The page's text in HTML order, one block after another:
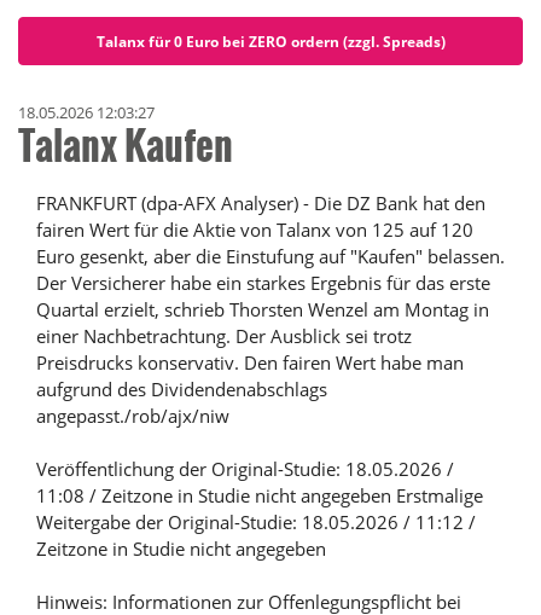
Talanx für 0 Euro bei ZERO ordern (zzgl. Spreads)
18.05.2026 12:03:27
Talanx Kaufen
FRANKFURT (dpa-AFX Analyser) - Die DZ Bank hat den
fairen Wert für die Aktie von Talanx von 125 auf 120
Euro gesenkt, aber die Einstufung auf "Kaufen" belassen.
Der Versicherer habe ein starkes Ergebnis für das erste
Quartal erzielt, schrieb Thorsten Wenzel am Montag in
einer Nachbetrachtung. Der Ausblick sei trotz
Preisdrucks konservativ. Den fairen Wert habe man
aufgrund des Dividendenabschlags
angepasst./rob/ajx/niw
Veröffentlichung der Original-Studie: 18.05.2026 /
11:08 / Zeitzone in Studie nicht angegeben Erstmalige
Weitergabe der Original-Studie: 18.05.2026 / 11:12 /
Zeitzone in Studie nicht angegeben
Hinweis: Informationen zur Offenlegungspflicht bei